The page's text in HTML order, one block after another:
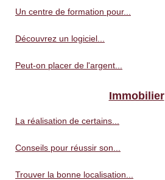
Un centre de formation pour...
Découvrez un logiciel...
Peut-on placer de l'argent...
Immobilier
La réalisation de certains...
Conseils pour réussir son...
Trouver la bonne localisation...